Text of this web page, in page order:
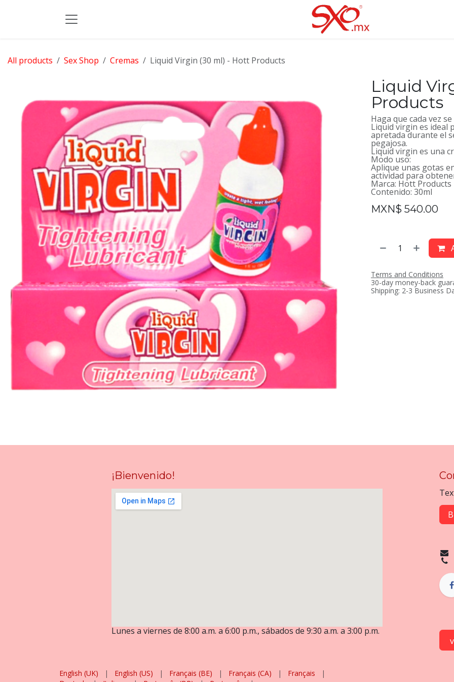
All products Sex Shop Cremas Liquid Virgin (30 ml) - Hott Products
Liquid
Products
Haga que cada vez
Liquid virgin es ideal
apretada durante el
pegajosa.
Liquid virgin es una
Modo uso:
Aplique unas gotas
actividad para
Marca: Hott Products
Contenido: 30ml
MXN$ 540.00
Terms and Conditions
30-day money-back
Shipping: 2-3 Business
¡Bienvenido!
Lunes a viernes de 8:00 a.m. a 6:00 p.m., sábados de 9:30 a.m. a 3:00 p.m.
English (UK) | English (US) | Français (BE) | Français (CA) | Français
|